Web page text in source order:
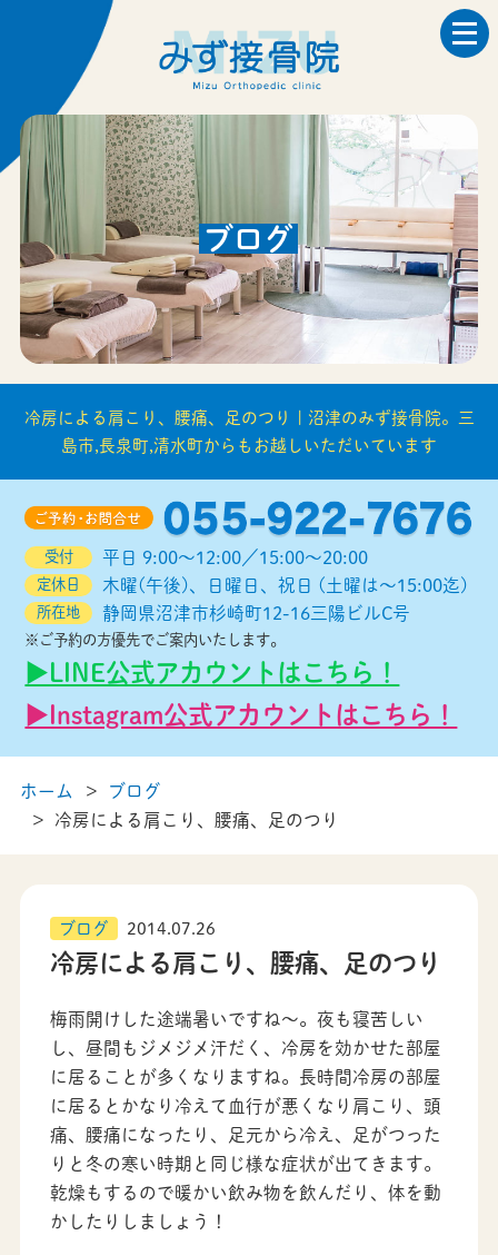
ブログ
冷房による肩こり、腰痛、足のつり | 沼津のみず接骨院。三
島市,長泉町,清水町からもお越しいただいています
受付 平日 9:00～12:00／15:00～20:00
定休日 木曜(午後)、日曜日、祝日 (土曜は～15:00迄)
所在地 静岡県沼津市杉崎町12-16三陽ビルC号
※ご予約の方優先でご案内いたします。
▶︎LINE公式アカウントはこちら！
▶︎Instagram公式アカウントはこちら！
ホーム
ブログ
冷房による肩こり、腰痛、足のつり
ブログ 2014.07.26
冷房による肩こり、腰痛、足のつり
梅雨開けした途端暑いですね～。夜も寝苦しい
し、昼間もジメジメ汗だく、冷房を効かせた部屋
に居ることが多くなりますね。長時間冷房の部屋
に居るとかなり冷えて血行が悪くなり肩こり、頭
痛、腰痛になったり、足元から冷え、足がつった
りと冬の寒い時期と同じ様な症状が出てきます。
乾燥もするので暖かい飲み物を飲んだり、体を動
かしたりしましょう！